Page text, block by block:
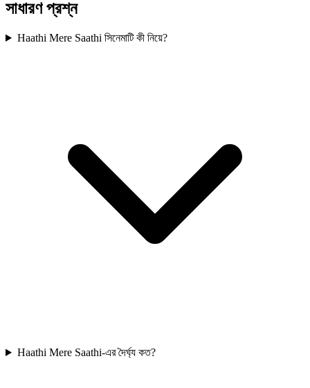
সাধারণ প্রশ্ন
Haathi Mere Saathi সিনেমাটি কী নিয়ে?
Haathi Mere Saathi-এর দৈর্ঘ্য কত?